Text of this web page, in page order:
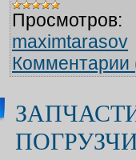
Просмотров:
maximtarasov
Комментарии